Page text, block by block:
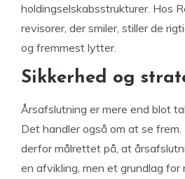
holdingselskabsstrukturer. Hos
revisorer, der smiler, stiller de
og fremmest lytter.
Sikkerhed og
Årsafslutning er mere end blot
Det handler også om at se
derfor målrettet på, at
en afvikling, men et grundlag